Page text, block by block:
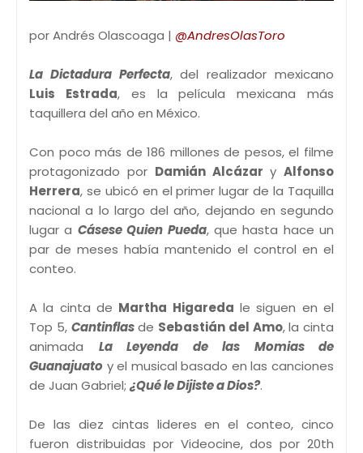
por Andrés Olascoaga | @AndresOlasToro
La Dictadura Perfecta, del realizador mexicano
Luis Estrada, es la película mexicana más
taquillera del año en México.
Con poco más de 186 millones de pesos, el filme
protagonizado por Damián Alcázar y Alfonso
Herrera, se ubicó en el primer lugar de la Taquilla
nacional a lo largo del año, dejando en segundo
lugar a Cásese Quien Pueda, que hasta hace un
par de meses había mantenido el control en el
conteo.
A la cinta de Martha Higareda le siguen en el
Top 5, Cantinflasde Sebastián del Amo, la cinta
animada La Leyenda de las Momias de
Guanajuato y el musical basado en las canciones
de Juan Gabriel;¿Qué le Dijiste a Dios?.
De las diez cintas lideres en el conteo, cinco
fueron distribuidas por Videocine, dos por 20th